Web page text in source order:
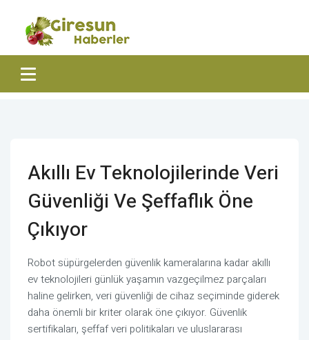
Akıllı Ev Teknolojilerinde Veri
Güvenliği Ve Şeffaflık Öne
Çıkıyor
Robot süpürgelerden güvenlik kameralarına kadar akıllı
ev teknolojileri günlük yaşamın vazgeçilmez parçaları
haline gelirken, veri güvenliği de cihaz seçiminde giderek
daha önemli bir kriter olarak öne çıkıyor. Güvenlik
sertifikaları, şeffaf veri politikaları ve uluslararası